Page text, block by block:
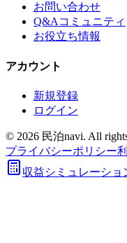
お問い合わせ
Q&Aコミュニティ
お役立ち情報
アカウント
新規登録
ログイン
© 2026 民泊navi. All
プライバシーポリシー
収益シミュレーショ